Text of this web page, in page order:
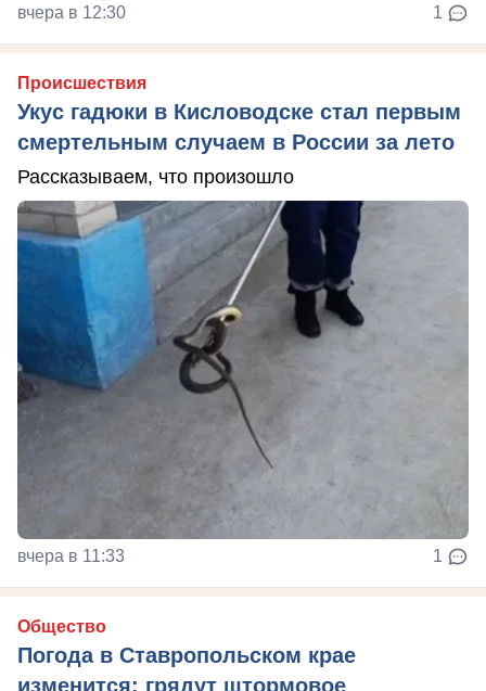
вчера в 12:30 1
Происшествия
Укус гадюки в Кисловодске стал первым
смертельным случаем в России за лето
Рассказываем, что произошло
вчера в 11:33 1
Общество
Погода в Ставропольском крае
изменится: грядут штормовое